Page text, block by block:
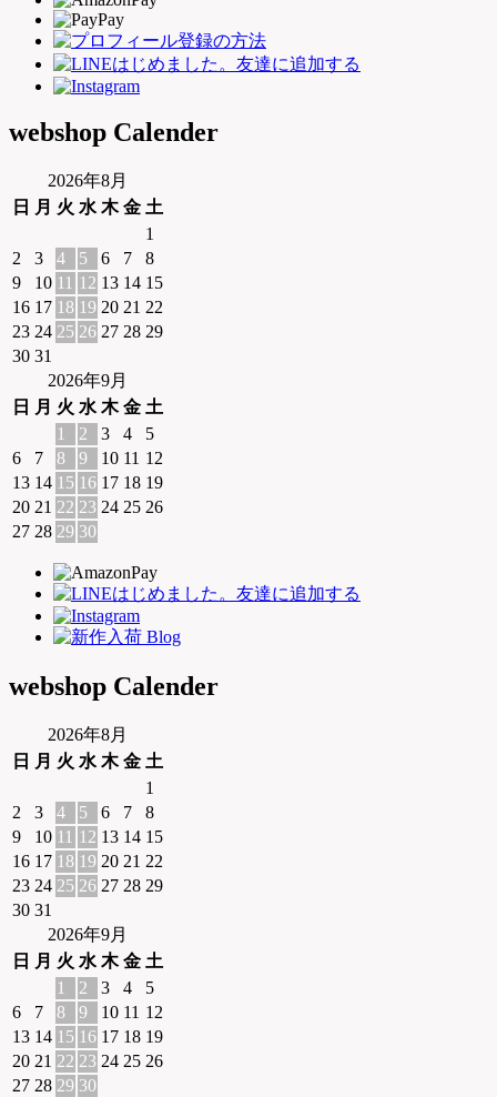
webshop Calender
2026年8月
日
月 火 水 木 金 土
1
2
3 4 5 6 7
8
9
10 11 12 13 14 15
16 17 18 19 20 21 22
23 24 25 26 27 28 29
30 31
2026年9月
日
月 火 水 木 金 土
1
2 3 4
5
6
7 8 9 10 11 12
13 14 15 16 17 18 19
20 21 22 23 24 25 26
27 28 29 30
webshop Calender
2026年8月
日
月 火 水 木 金 土
1
2
3 4 5 6 7
8
9
10 11 12 13 14 15
16 17 18 19 20 21 22
23 24 25 26 27 28 29
30 31
2026年9月
日
月 火 水 木 金 土
1
2 3 4
5
6
7 8 9 10 11 12
13 14 15 16 17 18 19
20 21 22 23 24 25 26
27 28 29 30